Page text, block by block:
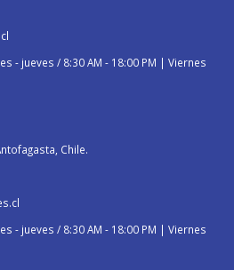
- jueves / 8:30 AM - 18:00 PM | Viernes
Chile.
- jueves / 8:30 AM - 18:00 PM | Viernes